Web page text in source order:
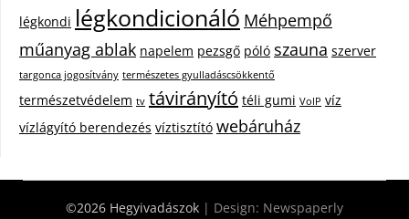
légkondi légkondicionáló Méhpempő
műanyag ablak napelem pezsgő póló szauna szerver
targonca jogosítvány természetes gyulladáscsökkentő
természetvédelem tv távirányító téli gumi VoIP víz
vízlágyító berendezés víztisztító webáruház
©2026 Hegyivadászok | Design: Newspaperly